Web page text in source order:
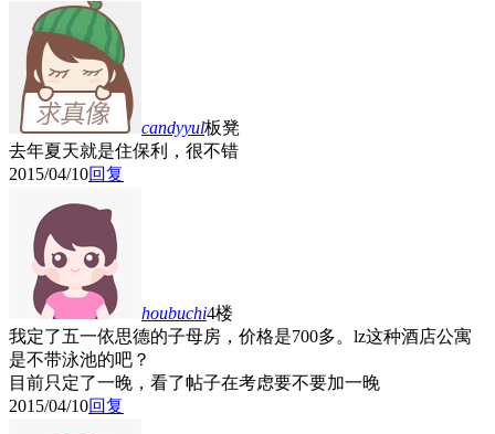
candyyul板凳
去年夏天就是住保利，很不错
2015/04/10回复
houbuchi4楼
我定了五一依思德的子母房，价格是700多。lz这种酒店公寓
是不带泳池的吧？
目前只定了一晚，看了帖子在考虑要不要加一晚
2015/04/10回复